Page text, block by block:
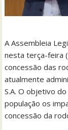
A Assembleia
nesta terça-feira
concessão das
atualmente
S.A. O objetivo
população os
concessão da